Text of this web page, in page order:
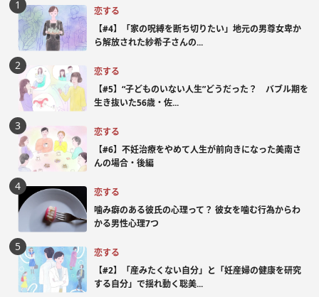
恋する
【#4】「家の呪縛を断ち切りたい」地元の男尊女卑か
ら解放された紗希子さんの...
恋する
【#5】“子どものいない人生”どうだった？ バブル期を
生き抜いた56歳・佐...
恋する
【#6】不妊治療をやめて人生が前向きになった美南さ
んの場合・後編
恋する
噛み癖のある彼氏の心理って？ 彼女を噛む行為からわ
かる男性心理7つ
恋する
【#2】「産みたくない自分」と「妊産婦の健康を研究
する自分」で揺れ動く聡美...